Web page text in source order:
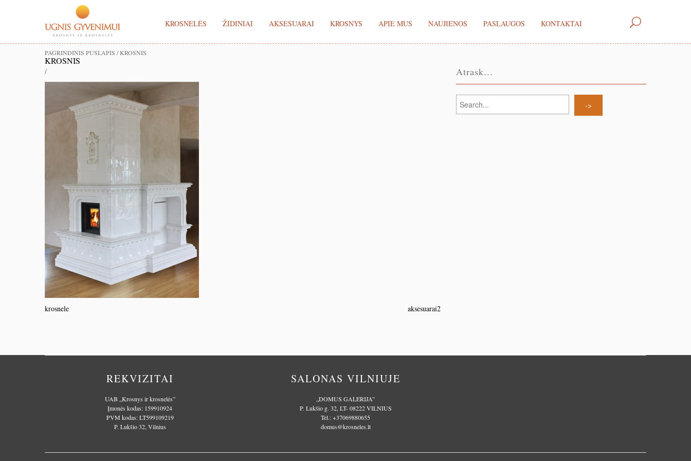
KROSNELĖS ŽIDINIAI AKSESUARAI KROSNYS APIE MUS NAUJIENOS PASLAUGOS KONTAKTAI
PAGRINDINIS PUSLAPIS /KROSNIS
KROSNIS
/
krosnele aksesuarai2
Atrask...
REKVIZITAI
UAB „Krosnys ir krosnelės”
Įmonės kodas: 159910924
PVM kodas: LT599109219
P. Lukšio 32, Vilnius
SALONAS VILNIUJE
„DOMUS GALERIJA”
P. Lukšio g. 32, LT- 08222 VILNIUS
Tel.:+37069880655
domus@krosneles.lt